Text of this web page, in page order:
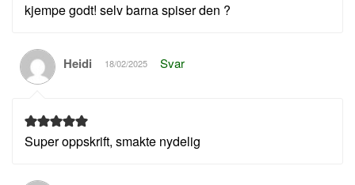
kjempe godt! selv barna spiser den ?
Heidi 18/02/2025 Svar
Super oppskrift, smakte nydelig